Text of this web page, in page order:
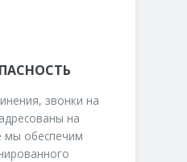
звонки на
на
мы обеспечим